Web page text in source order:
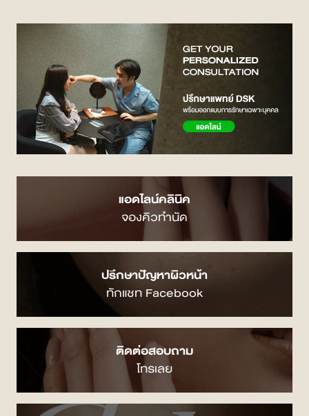
แอดไลน์คลินิค
จองคิวทำนัด
ปรึกษาปัญหาผิวหน้า
ทักแชท Facebook
ติดต่อสอบถาม
โทรเลย